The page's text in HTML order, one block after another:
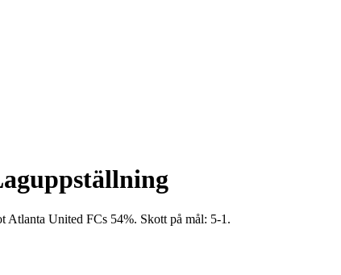
Atlanta United FCs 54%. Skott på mål: 5-1.